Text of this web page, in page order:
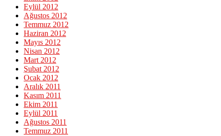
Eylül 2012
Ağustos 2012
Temmuz 2012
Haziran 2012
Mayıs 2012
Nisan 2012
Mart 2012
Şubat 2012
Ocak 2012
Aralık 2011
Kasım 2011
Ekim 2011
Eylül 2011
Ağustos 2011
Temmuz 2011